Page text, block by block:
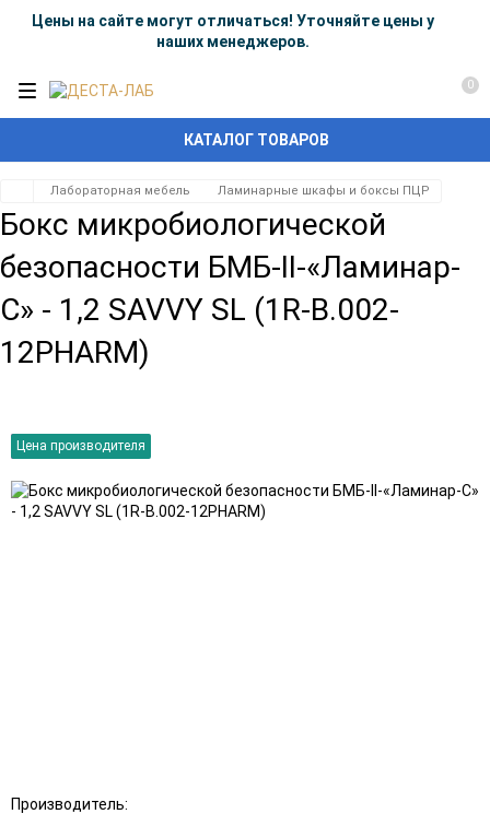
Цены на сайте могут отличаться! Уточняйте цены у
наших менеджеров.
КАТАЛОГ ТОВАРОВ
0
Лабораторная мебель Ламинарные шкафы и боксы ПЦР
Бокс микробиологической
безопасности БМБ-II-«Ламинар-
С» - 1,2 SAVVY SL (1R-В.002-
12PHARM)
Цена производителя
в
избранное
к
сравнению
Производитель: